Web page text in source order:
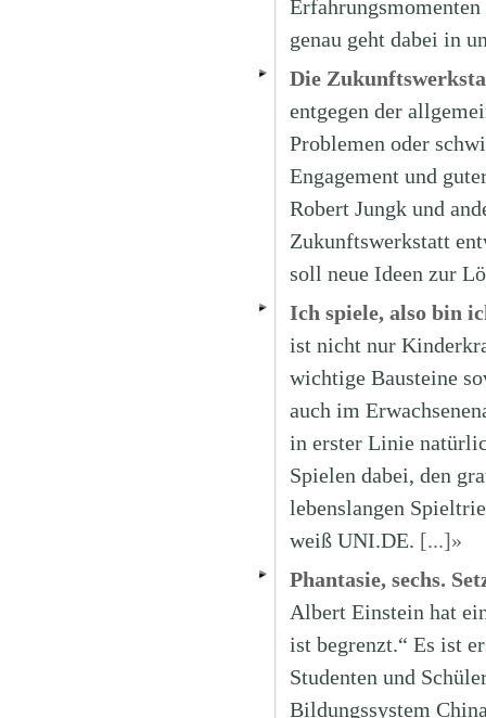
genau geht dabei in
Die
entgegen der
Problemen oder
Engagement und
Robert Jungk und
Zukunftswerkstatt
soll neue Ideen zur
Ich spiele, also bin
ist nicht nur
wichtige Bausteine
auch im
in erster Linie
Spielen dabei, den
lebenslangen
weiß UNI.DE. [...]»
Phantasie, sechs.
Albert Einstein hat
ist begrenzt.“ Es ist
Studenten und
Bildungssystem